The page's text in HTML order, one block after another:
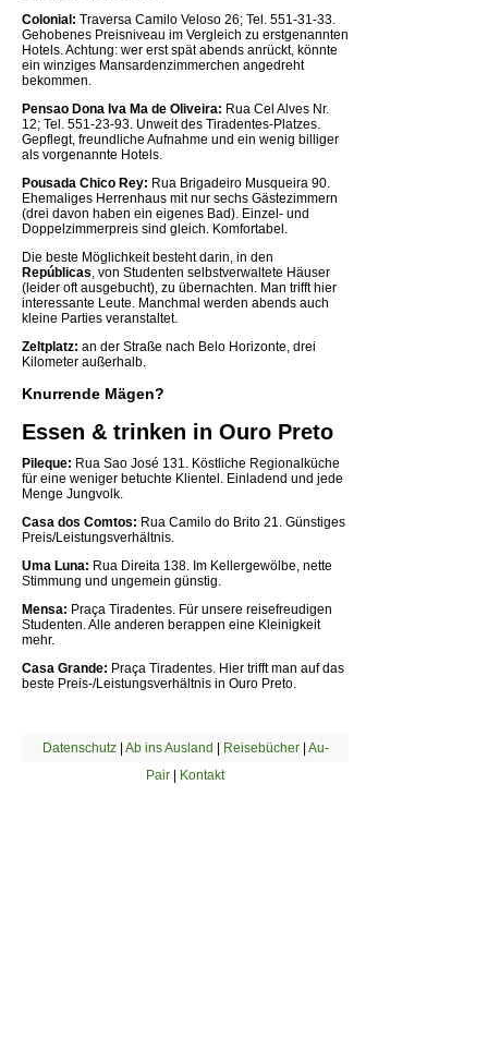
Colonial: Traversa Camilo Veloso 26; Tel. 551-31-33.
Gehobenes Preisniveau im Vergleich zu erstgenannten
Hotels. Achtung: wer erst spät abends anrückt, könnte
ein winziges Mansardenzimmerchen angedreht
bekommen.
Pensao Dona Iva Ma de Oliveira: Rua Cel Alves Nr.
12; Tel. 551-23-93. Unweit des Tiradentes-Platzes.
Gepflegt, freundliche Aufnahme und ein wenig billiger
als vorgenannte Hotels.
Pousada Chico Rey: Rua Brigadeiro Musqueira 90.
Ehemaliges Herrenhaus mit nur sechs Gästezimmern
(drei davon haben ein eigenes Bad). Einzel- und
Doppelzimmerpreis sind gleich. Komfortabel.
Die beste Möglichkeit besteht darin, in den
Repúblicas , von Studenten selbstverwaltete Häuser
(leider oft ausgebucht), zu übernachten. Man trifft hier
interessante Leute. Manchmal werden abends auch
kleine Parties veranstaltet.
Zeltplatz: an der Straße nach Belo Horizonte, drei
Kilometer außerhalb.
Knurrende Mägen?
Essen & trinken in Ouro Preto
Pileque: Rua Sao José 131. Köstliche Regionalküche
für eine weniger betuchte Klientel. Einladend und jede
Menge Jungvolk.
Casa dos Comtos: Rua Camilo do Brito 21. Günstiges
Preis/Leistungsverhältnis.
Uma Luna: Rua Direita 138. Im Kellergewölbe, nette
Stimmung und ungemein günstig.
Mensa: Praça Tiradentes. Für unsere reisefreudigen
Studenten. Alle anderen berappen eine Kleinigkeit
mehr.
Casa Grande: Praça Tiradentes. Hier trifft man auf das
beste Preis-/Leistungsverhältnis in Ouro Preto.
Datenschutz| Ab ins Ausland | Reisebücher| Au-
Pair | Kontakt